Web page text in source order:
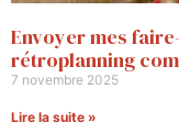
Envoyer mes
rétroplanning
7 novembre 2025
Lire la suite »